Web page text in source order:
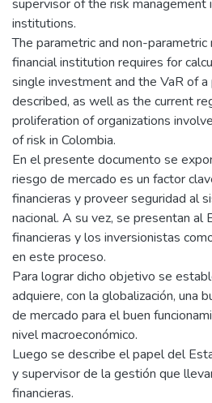
supervisor of the risk
institutions.
The parametric and non-
financial institution requires for
single investment and the VaR of
described, as well as the current
proliferation of organizations
of risk in Colombia.
En el presente documento se
riesgo de mercado es un factor
financieras y proveer seguridad al
nacional. A su vez, se presentan al
financieras y los inversionistas
en este proceso.
Para lograr dicho objetivo se
adquiere, con la globalización, una
de mercado para el buen
nivel macroeconómico.
Luego se describe el papel del
y supervisor de la gestión que
financieras.